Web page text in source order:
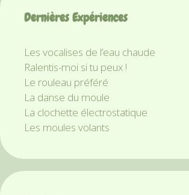
Dernières Expériences
Les vocalises de l’eau chaude
Ralentis-moi si tu peux !
Le rouleau préféré
La danse du moule
La clochette électrostatique
Les moules volants